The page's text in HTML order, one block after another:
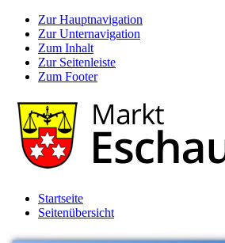
Zur Hauptnavigation
Zur Unternavigation
Zum Inhalt
Zur Seitenleiste
Zum Footer
Startseite
Seitenübersicht